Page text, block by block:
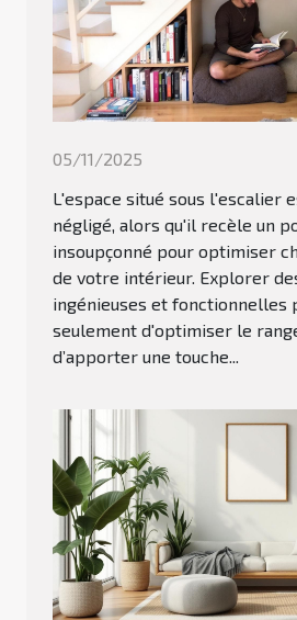
05/11/2025
L'espace situé sous l'escalier
négligé, alors qu'il recèle un
insoupçonné pour optimiser
de votre intérieur. Explorer
ingénieuses et fonctionnelles
seulement d'optimiser le
d’apporter une touche...